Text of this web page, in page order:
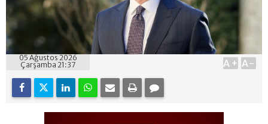
05 Ağustos 2026
Çarşamba 21:37
A+ A-